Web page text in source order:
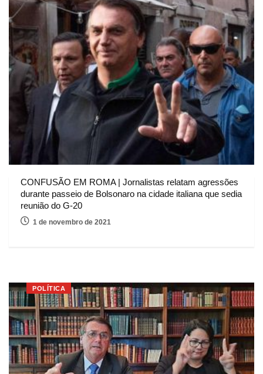
CONFUSÃO EM ROMA | Jornalistas relatam agressões
durante passeio de Bolsonaro na cidade italiana que sedia
reunião do G-20
1 de novembro de 2021
POLÍTICA